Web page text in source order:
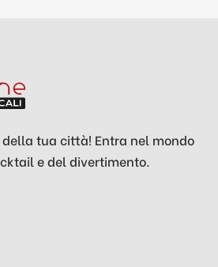
della tua città! Entra nel mondo
e del divertimento.